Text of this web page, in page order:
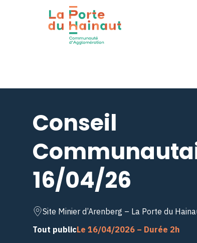
Conseil
16/04/26
Site Minier d’Arenberg – La Porte du
Tout publicLe 16/04/2026 – Durée 2h